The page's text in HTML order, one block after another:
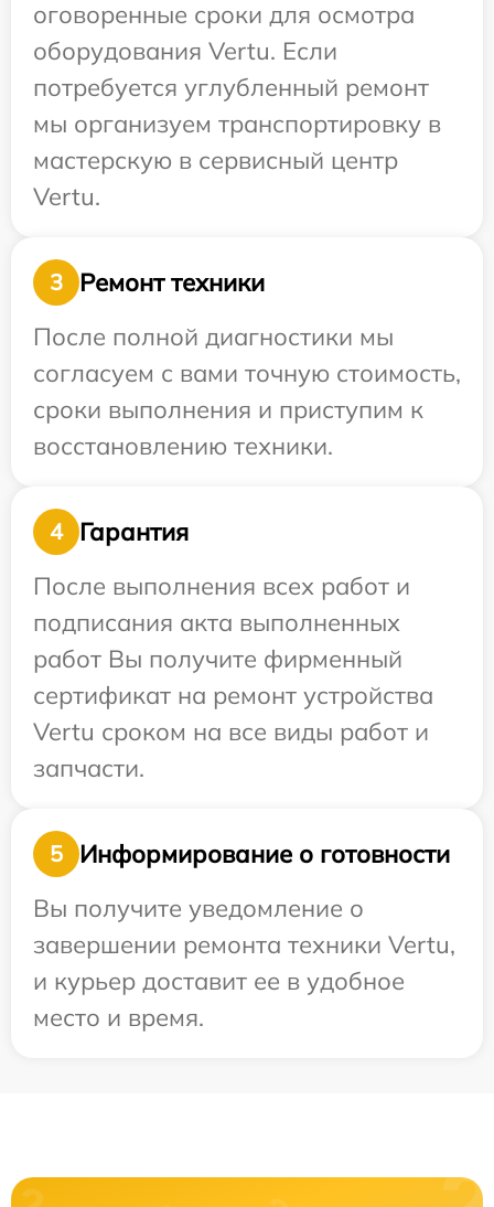
оговоренные сроки для осмотра
оборудования Vertu. Если
потребуется углубленный ремонт
мы организуем транспортировку в
мастерскую в сервисный центр
Vertu.
3
Ремонт техники
После полной диагностики мы
согласуем с вами точную стоимость,
сроки выполнения и приступим к
восстановлению техники.
4
Гарантия
После выполнения всех работ и
подписания акта выполненных
работ Вы получите фирменный
сертификат на ремонт устройства
Vertu сроком на все виды работ и
запчасти.
5
Информирование о готовности
Вы получите уведомление о
завершении ремонта техники Vertu,
и курьер доставит ее в удобное
место и время.